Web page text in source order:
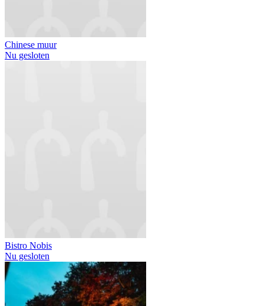
Chinese muur
Nu gesloten
Bistro Nobis
Nu gesloten